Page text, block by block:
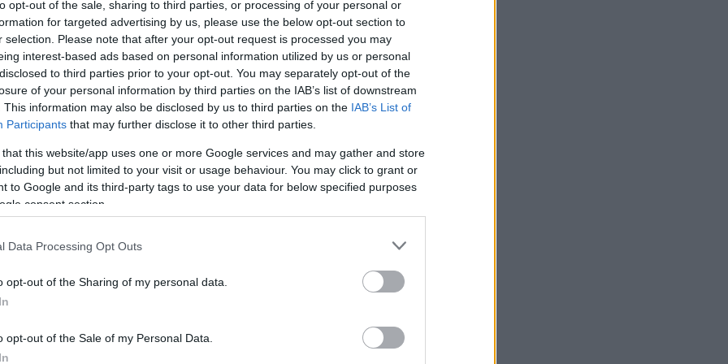
opt-out of the sale, sharing to third parties, or processing of your personal or
for targeted advertising by us, please use the below opt-out section to
selection. Please note that after your opt-out request is processed you may
interest-based ads based on personal information utilized by us or personal
to third parties prior to your opt-out. You may separately opt-out of the
of your personal information by third parties on the IAB’s list of downstream
This information may also be disclosed by us to third parties on the IAB’s List of
Participants that may further disclose it to other third parties.
that this website/app uses one or more Google services and may gather and store
but not limited to your visit or usage behaviour. You may click to grant or
to Google and its third-party tags to use your data for below specified purposes
consent section.
Data Processing Opt Outs
opt-out of the Sharing of my personal data.
opt-out of the Sale of my Personal Data.
auftritt Die Band spielte erstmals in Budapest
teilte sich die Bühne mit Soundgarden und Faith
und traten im Papp László Budapest Sportaréna
Verspätung berüchtigt wurde.
im Puskás Aréna auf, wobei alle Standkarten